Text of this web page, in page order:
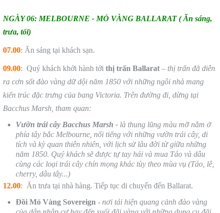
NGÀY 06: MELBOURNE - MỎ VÀNG BALLARAT( Ăn sáng,
trưa, tối)
07.00: Ăn sáng tại khách sạn.
09.00: Quý khách khởi hành tới thị trấn Ballarat – thị trấn đã diễn
ra cơn sốt đào vàng dữ dội năm 1850 với những ngôi nhà mang
kiến trúc đặc trưng của bang Victoria. Trên đường đi, dừng tại
Bacchus Marsh, tham quan:
Vườn trái cây Bacchus Marsh - là thung lũng màu mỡ nằm ở
phía tây bắc Melbourne, nổi tiếng với những vườn trái cây, di
tích và kỳ quan thiên nhiên, với lịch sử lâu đời từ giữa những
năm 1850. Quý khách sẽ được tự tay hái và mua Táo và dâu
cùng các loại trái cây chín mọng khác tùy theo mùa vụ (Táo, lê,
cherry, dâu tây...)
12.00: Ăn trưa tại nhà hàng. Tiếp tục di chuyển đến Ballarat.
Đồi Mỏ Vàng Sovereign - nơi tái hiện quang cảnh đào vàng